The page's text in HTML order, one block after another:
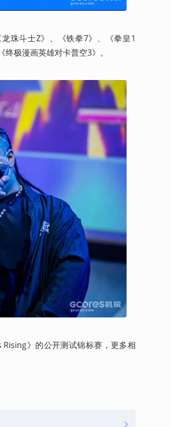
珠斗士Z》、《铁拳7》、《拳皇1
极漫画英雄对卡普空3》。
》的公开测试锦标赛，更多相